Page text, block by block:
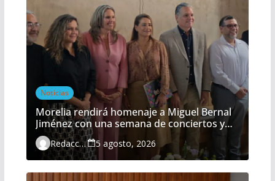
Noticias
Morelia rendirá homenaje a Miguel Bernal
Jiménez con una semana de conciertos y
actividades gratuitas
Redacción 5 agosto, 2026